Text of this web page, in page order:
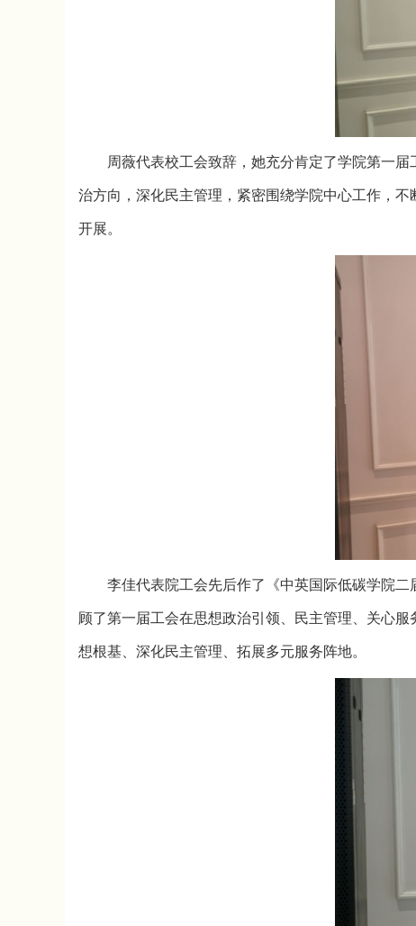
周薇代表校工会致辞，她充分肯定了学院第一
治方向，深化民主管理，紧密围绕学院中心工作，
开展。
李佳代表院工会先后作了《中英国际低碳学院
顾了第一届工会在思想政治引领、民主管理、关心
想根基、深化民主管理、拓展多元服务阵地。